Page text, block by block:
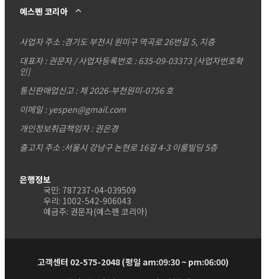
예스펜 코리아
사업자 주소 :경기도 부천시 원미구 역곡로 26번길 5, 지층
대표자 : 권문자 / 사업자등록번호 : 635-09-03373 [사업자번호확
인]
통신판매업신고 : 제 2026-부천원미-0756 호
이메일 : yespen@gmail.com
개인정보취급책임자 : 권은경
출고지 주소 :서울시 강남구 논현로 16길 4-3 이룸빌딩 5층
은행정보
국민: 787237-04-039509
우리: 1002-542-906043
예금주: 권문자(예스펜 코리아)
고객센터 02-575-2048 (평일 am:09:30 ~ pm:06:00)